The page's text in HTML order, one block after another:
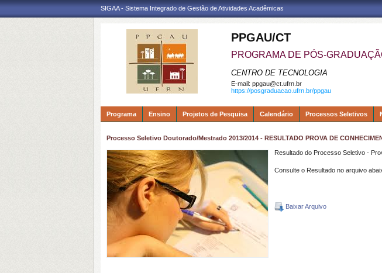
SIGAA - Sistema Integrado de Gestão de Atividades Acadêmicas
PPGAU/CT
PROGRAMA DE PÓS-
CENTRO DE TECNOLOGIA
E-mail: ppgau@ct.ufrn.br
https://posgraduacao.ufrn.br/ppgau
Programa Ensino Projetos de Pesquisa Calendário Processos Seletivos
Processo Seletivo Doutorado/Mestrado 2013/2014 - RESULTADO PROVA DE
Resultado do Processo Seletivo -
Consulte o Resultado no arquivo
Baixar Arquivo